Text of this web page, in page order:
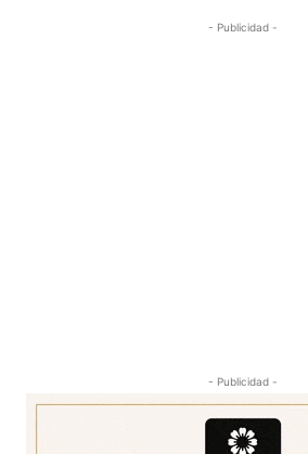
- Publicidad -
- Publicidad -